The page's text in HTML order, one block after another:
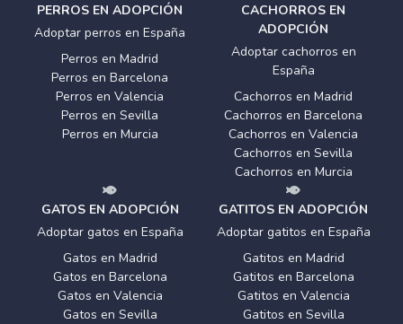
PERROS EN ADOPCIÓN
Adoptar perros en España
Perros en Madrid
Perros en Barcelona
Perros en Valencia
Perros en Sevilla
Perros en Murcia
CACHORROS EN
ADOPCIÓN
Adoptar cachorros en
España
Cachorros en Madrid
Cachorros en Barcelona
Cachorros en Valencia
Cachorros en Sevilla
Cachorros en Murcia
GATOS EN ADOPCIÓN
Adoptar gatos en España
Gatos en Madrid
Gatos en Barcelona
Gatos en Valencia
Gatos en Sevilla
GATITOS EN ADOPCIÓN
Adoptar gatitos en España
Gatitos en Madrid
Gatitos en Barcelona
Gatitos en Valencia
Gatitos en Sevilla